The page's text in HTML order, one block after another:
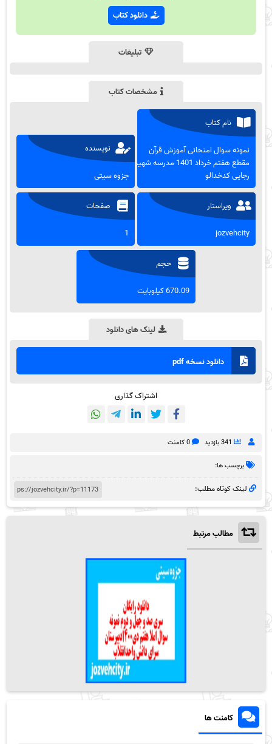
دانلود کتاب
تبلیغات
مشخصات کتاب
نام کتاب
نمونه سوال امتحانی آموزش قرآن
مقطع هفتم خرداد 1401 مدرسه شهید
رجایی کدخدالو
نویسنده
جزوه سیتی
ویراستار
jozvehcity
صفحات
1
حجم
670.09 کیلوبایت
لینک های دانلود
دانلود نسخه pdf
اشتراک گذاری
341 بازدید 0 کامنت
برچسب ها:
لینک کوتاه مطلب:
مطالب مرتبط
کامنت ها